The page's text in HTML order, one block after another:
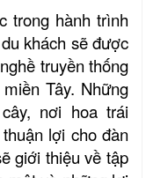
trong hành trình
khách sẽ được
truyền thống
Tây. Những
nơi hoa trái
lợi cho đàn
giới thiệu về tập